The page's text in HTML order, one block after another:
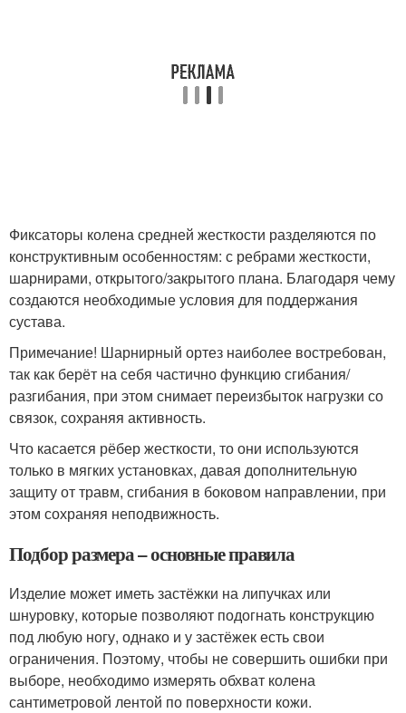
Фиксаторы колена средней жесткости разделяются по
конструктивным особенностям: с ребрами жесткости,
шарнирами, открытого/закрытого плана. Благодаря чему
создаются необходимые условия для поддержания
сустава.
Примечание! Шарнирный ортез наиболее востребован,
так как берёт на себя частично функцию сгибания/
разгибания, при этом снимает переизбыток нагрузки со
связок, сохраняя активность.
Что касается рёбер жесткости, то они используются
только в мягких установках, давая дополнительную
защиту от травм, сгибания в боковом направлении, при
этом сохраняя неподвижность.
Подбор размера – основные правила
Изделие может иметь застёжки на липучках или
шнуровку, которые позволяют подогнать конструкцию
под любую ногу, однако и у застёжек есть свои
ограничения. Поэтому, чтобы не совершить ошибки при
выборе, необходимо измерять обхват колена
сантиметровой лентой по поверхности кожи.